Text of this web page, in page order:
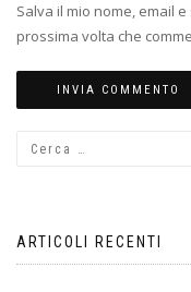
Salva il mio nome, email
prossima volta che
ARTICOLI RECENTI